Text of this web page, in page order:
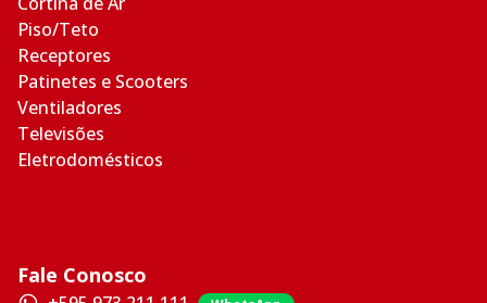
Piso/Teto
Receptores
Patinetes e Scooters
Ventiladores
Televisões
Eletrodomésticos
Fale Conosco